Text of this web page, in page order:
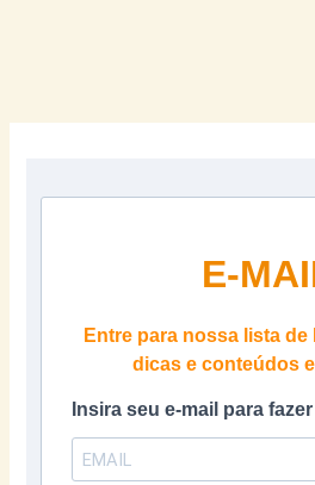
E-
Entre para nossa lista de
dicas e conteúdos
Insira seu e-mail para